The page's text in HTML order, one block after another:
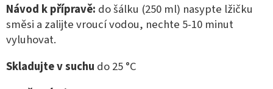
Návod k přípravě: do šálku (250 ml) nasypte lžičku
směsi a zalijte vroucí vodou, nechte 5-10 minut
vyluhovat.
Skladujte v suchu do 25 °C